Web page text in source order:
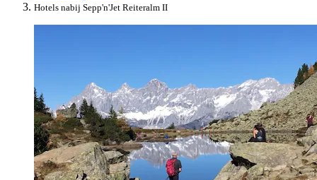
Hotels nabij Sepp'n'Jet Reiteralm II